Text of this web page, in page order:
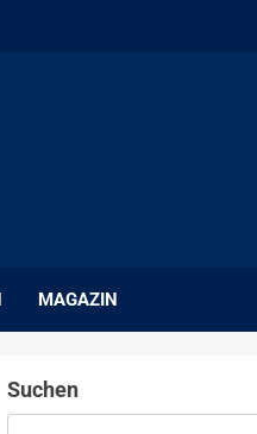
MAGAZIN
Suchen